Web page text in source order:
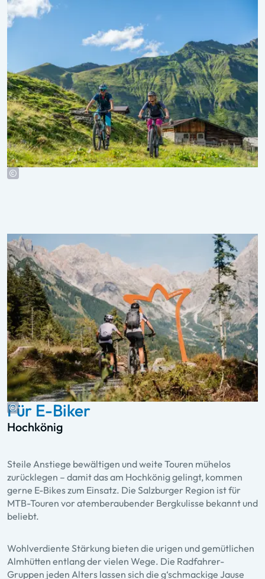
Für E-Biker
Hochkönig
Steile Anstiege bewältigen und weite Touren mühelos
zurücklegen – damit das am Hochkönig gelingt, kommen
gerne E-Bikes zum Einsatz. Die Salzburger Region ist für
MTB-Touren vor atemberaubender Bergkulisse bekannt und
beliebt.
Wohlverdiente Stärkung bieten die urigen und gemütlichen
Almhütten entlang der vielen Wege. Die Radfahrer-
Gruppen jeden Alters lassen sich die g‘schmackige Jause